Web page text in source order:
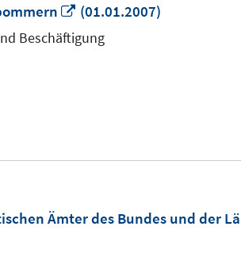
In
neuem
(01.01.2007)
Beschäftigung
Ämter des Bundes und der